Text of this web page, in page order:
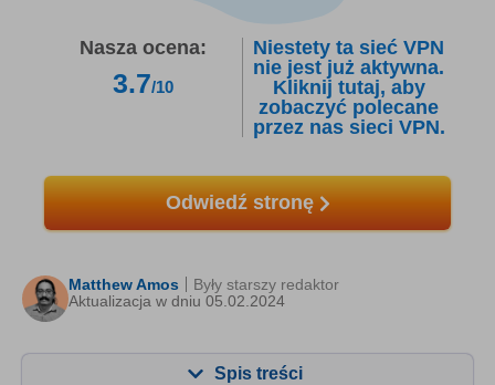
Nasza ocena:
3.7/10
Niestety ta sieć VPN
nie jest już aktywna.
Kliknij tutaj, aby
zobaczyć polecane
przez nas sieci VPN.
Odwiedź stronę
Matthew Amos
Aktualizacja w dniu 05.02.2024
Były starszy redaktor
Spis treści